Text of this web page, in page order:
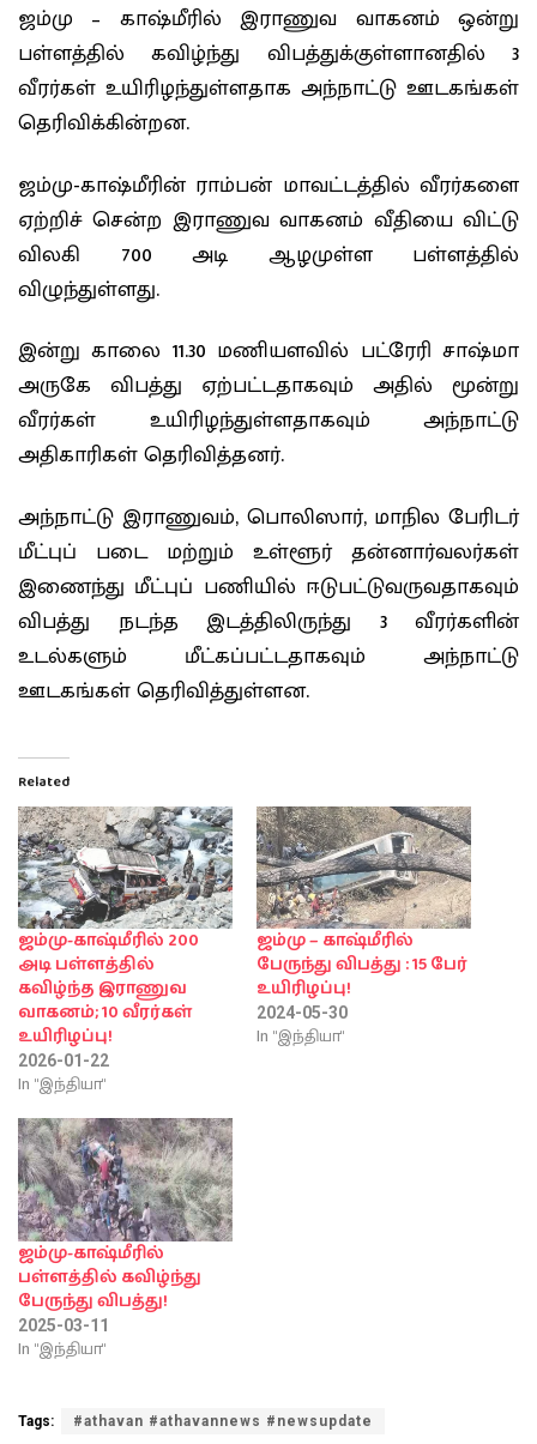
ஜம்மு – காஷ்மீரில் இராணுவ வாகனம் ஒன்று
பள்ளத்தில் கவிழ்ந்து விபத்துக்குள்ளானதில் 3
வீரர்கள் உயிரிழந்துள்ளதாக அந்நாட்டு ஊடகங்கள்
தெரிவிக்கின்றன.
ஜம்மு-காஷ்மீரின் ராம்பன் மாவட்டத்தில் வீரர்களை
ஏற்றிச் சென்ற இராணுவ வாகனம் வீதியை விட்டு
விலகி 700 அடி ஆழமுள்ள பள்ளத்தில்
விழுந்துள்ளது.
இன்று காலை 11.30 மணியளவில் பட்ரேரி சாஷ்மா
அருகே விபத்து ஏற்பட்டதாகவும் அதில் மூன்று
வீரர்கள் உயிரிழந்துள்ளதாகவும் அந்நாட்டு
அதிகாரிகள் தெரிவித்தனர்.
அந்நாட்டு இராணுவம், பொலிஸார், மாநில பேரிடர்
மீட்புப் படை மற்றும் உள்ளூர் தன்னார்வலர்கள்
இணைந்து மீட்புப் பணியில் ஈடுபட்டுவருவதாகவும்
விபத்து நடந்த இடத்திலிருந்து 3 வீரர்களின்
உடல்களும் மீட்கப்பட்டதாகவும் அந்நாட்டு
ஊடகங்கள் தெரிவித்துள்ளன.
Related
ஜம்மு-காஷ்மீரில் 200
அடி பள்ளத்தில்
கவிழ்ந்த இராணுவ
வாகனம்; 10 வீரர்கள்
உயிரிழப்பு!
2026-01-22
In "இந்தியா"
ஜம்மு – காஷ்மீரில்
பேருந்து விபத்து : 15 பேர்
உயிரிழப்பு!
2024-05-30
In "இந்தியா"
ஜம்மு-காஷ்மீரில்
பள்ளத்தில் கவிழ்ந்து
பேருந்து விபத்து!
2025-03-11
In "இந்தியா"
Tags: #athavan #athavannews #newsupdate